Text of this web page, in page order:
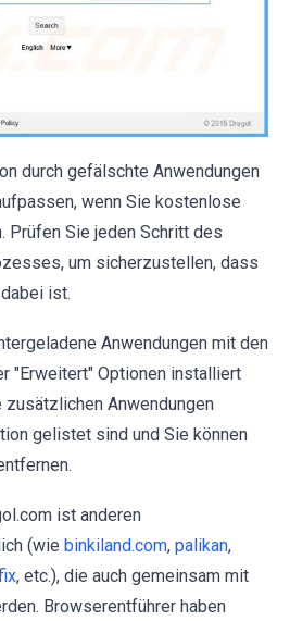
durch gefälschte Anwendungen
wenn Sie kostenlose
Prüfen Sie jeden Schritt des
um sicherzustellen, dass
ist.
Anwendungen mit den
"Erweitert" Optionen installiert
Anwendungen
gelistet sind und Sie können
ist anderen
(wie binkiland.com, palikan,
, etc.), die auch gemeinsam mit
Browserentführer haben